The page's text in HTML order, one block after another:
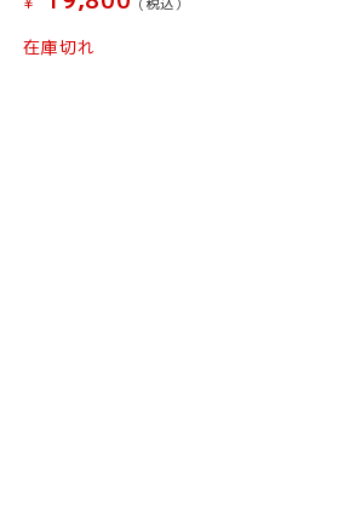
在庫切れ